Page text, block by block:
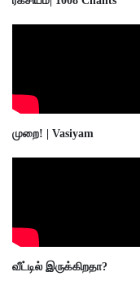
முறை! | Vasiyam
வீட்டில் இருக்கிறதா?